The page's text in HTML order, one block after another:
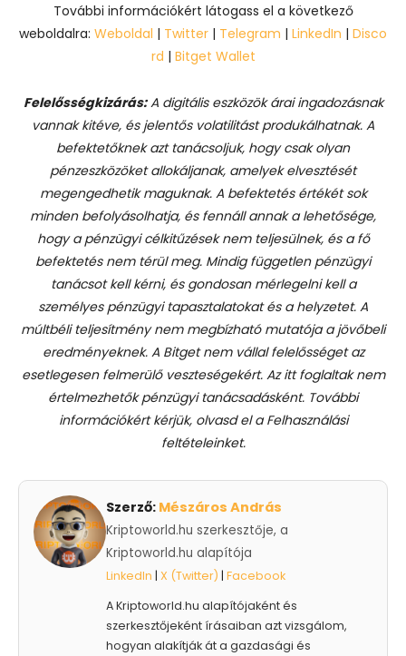
További információkért látogass el a következő
weboldalra: Weboldal | Twitter | Telegram | LinkedIn | Disco
rd | Bitget Wallet
Felelősségkizárás:A digitális eszközök árai ingadozásnak
vannak kitéve, és jelentős volatilitást produkálhatnak. A
befektetőknek azt tanácsoljuk, hogy csak olyan
pénzeszközöket allokáljanak, amelyek elvesztését
megengedhetik maguknak. A befektetés értékét sok
minden befolyásolhatja, és fennáll annak a lehetősége,
hogy a pénzügyi célkitűzések nem teljesülnek, és a fő
befektetés nem térül meg. Mindig független pénzügyi
tanácsot kell kérni, és gondosan mérlegelni kell a
személyes pénzügyi tapasztalatokat és a helyzetet. A
múltbéli teljesítmény nem megbízható mutatója a jövőbeli
eredményeknek. A Bitget nem vállal felelősséget az
esetlegesen felmerülő veszteségekért. Az itt foglaltak nem
értelmezhetők pénzügyi tanácsadásként. További
információkért kérjük, olvasd el a Felhasználási
feltételeinket.
Szerző: Mészáros András
Kriptoworld.hu szerkesztője, a
Kriptoworld.hu alapítója
LinkedIn | X (Twitter) | Facebook
A Kriptoworld.hu alapítójaként és
szerkesztőjeként írásaiban azt vizsgálom,
hogyan alakítják át a gazdasági és